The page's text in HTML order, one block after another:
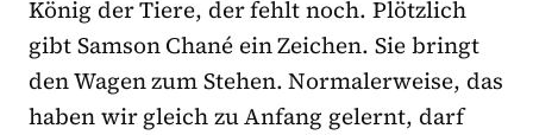
König der Tiere, der fehlt noch. Plötzlich
gibt Samson Chané ein Zeichen. Sie bringt
den Wagen zum Stehen. Normalerweise, das
haben wir gleich zu Anfang gelernt, darf